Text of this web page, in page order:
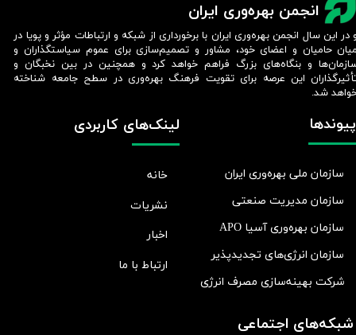
انجمن بهره‌وری ایران
لینک‌های کاربردی
خانه
نشریات
اخبار
ارتباط با ما
پیوندها
سازمان ملی بهره‌وری ایران
سازمان مدیریت صنعتی
سازمان بهره‌وری آسیا APO
سازمان انرژی‌های تجدیدپذیر
شرکت بهينه‌سازی مصرف انرژی
شبکه‌های اجتماعی
در این سال انجمن بهره‌وری ایران با برخورداری از شبکه و ارتباطات مؤثر و پویا در
حامیان و اعضای خود، مشاور و تصمیم‌سازی برای عموم سیاستگذاران و
و بنگاه‌های بزرگ فراهم خواهد کرد و همچنین در بین نخبگان و
این عرصه برای تقویت فرهنگ بهره‌وری در سطح جامعه شناخته
شد.​​​​​​​